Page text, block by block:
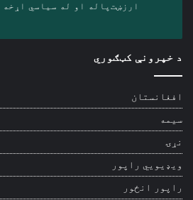
ارزښت‌پاله او ‎له سیاسي اړخه بې‌پرې رسنۍ ده.
د خپرونې کټګوري
افغانستان
سیمه
نړۍ
ویډیويي راپور
راپور انځور